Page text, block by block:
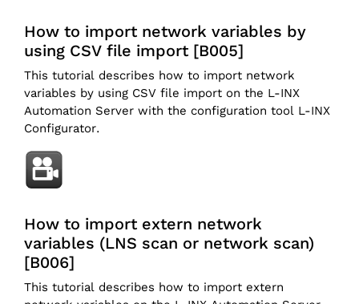
How to import network variables by
using CSV file import [B005]
This tutorial describes how to import network
variables by using CSV file import on the L-INX
Automation Server with the configuration tool L-INX
Configurator.
How to import extern network
variables (LNS scan or network scan)
[B006]
This tutorial describes how to import extern